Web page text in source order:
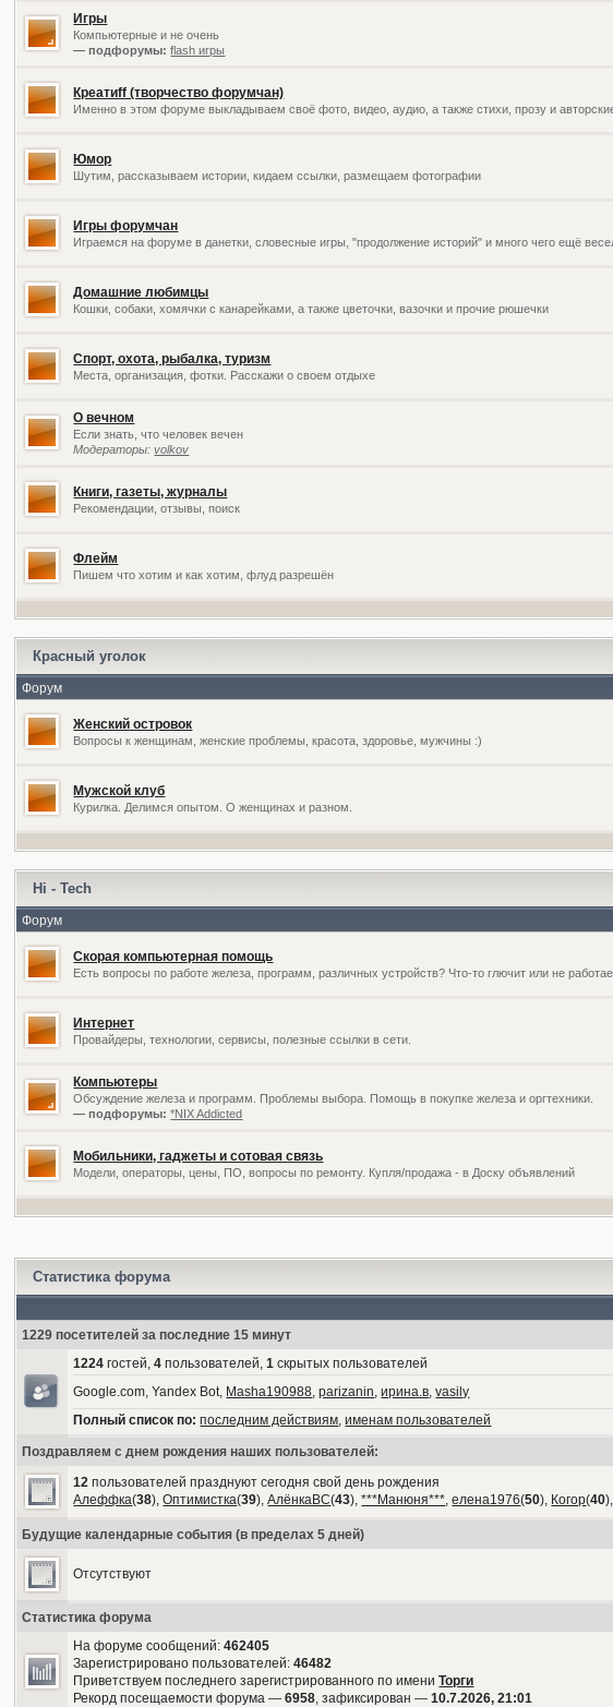
Игры
Компьютерные и не очень
— подфорумы: flash игры
Креатиff (творчество форумчан)
Именно в этом форуме выкладываем своё фото, видео, аудио, а также стихи, прозу и
Юмор
Шутим, рассказываем истории, кидаем ссылки, размещаем фотографии
Игры форумчан
Играемся на форуме в данетки, словесные игры, "продолжение историй" и много чего ещё
Домашние любимцы
Кошки, собаки, хомячки с канарейками, а также цветочки, вазочки и прочие рюшечки
Спорт, охота, рыбалка, туризм
Места, организация, фотки. Расскажи о своем отдыхе
О вечном
Если знать, что человек вечен
Модераторы:volkov
Книги, газеты, журналы
Рекомендации, отзывы, поиск
Флейм
Пишем что хотим и как хотим, флуд разрешён
Красный уголок
Форум
Женский островок
Вопросы к женщинам, женские проблемы, красота, здоровье, мужчины :)
Мужской клуб
Курилка. Делимся опытом. О женщинах и разном.
Hi - Tech
Форум
Скорая компьютерная помощь
Есть вопросы по работе железа, программ, различных устройств? Что-то глючит или не
Интернет
Провайдеры, технологии, сервисы, полезные ссылки в сети.
Компьютеры
Обсуждение железа и программ. Проблемы выбора. Помощь в покупке железа и оргтехники.
— подфорумы: *NIX Addicted
Мобильники, гаджеты и сотовая связь
Модели, операторы, цены, ПО, вопросы по ремонту. Купля/продажа - в Доску объявлений
Статистика форума
1229 посетителей за последние 15 минут
1224 гостей,4 пользователей,1 скрытых пользователей
Google.com, Yandex Bot, Masha190988,parizanin,ирина.в,vasily
Полный список по: последним действиям,именам пользователей
Поздравляем с днем рождения наших пользователей:
12 пользователей празднуют сегодня свой день рождения
Алеффка(38),Оптимистка(39),АлёнкаВС(43),***Манюня***,елена1976(50), Когор(40),
Будущие календарные события (в пределах 5 дней)
Отсутствуют
Статистика форума
На форуме сообщений:462405
Зарегистрировано пользователей:46482
Приветствуем последнего зарегистрированного по имениТорги
Рекорд посещаемости форума —6958, зафиксирован —10.7.2026, 21:01